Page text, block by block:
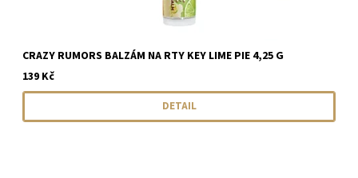
CRAZY RUMORS BALZÁM NA RTY KEY LIME PIE 4,25 G
139 Kč
DETAIL